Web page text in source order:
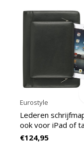
Eurostyle
Lederen
ook voor iPad of
€124,95